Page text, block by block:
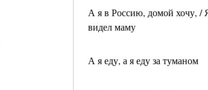
А я в Россию, домой хочу, /
видел маму
А я еду, а я еду за туманом